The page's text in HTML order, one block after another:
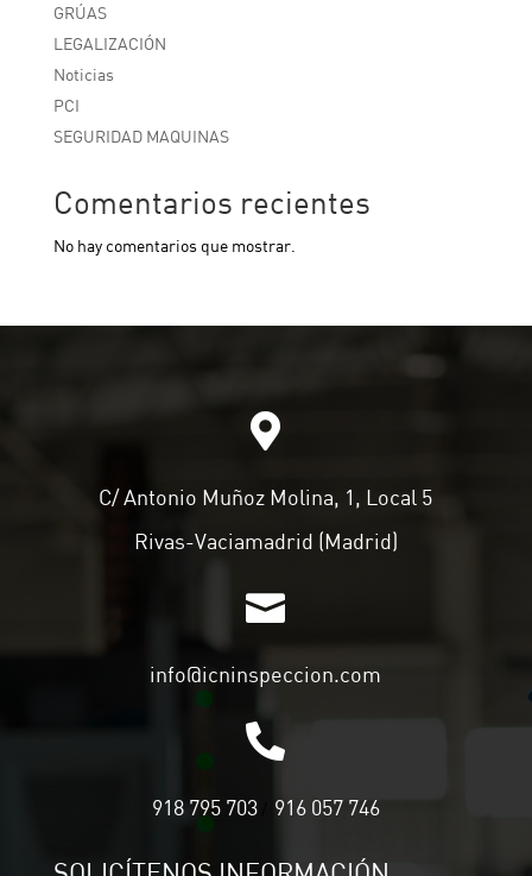
GRÚAS
LEGALIZACIÓN
Noticias
PCI
SEGURIDAD MAQUINAS
Comentarios recientes
No hay comentarios que mostrar.

C/ Antonio Muñoz Molina, 1, Local 5
Rivas-Vaciamadrid (Madrid)

info@icninspeccion.com

918 795 703/ 916 057 746